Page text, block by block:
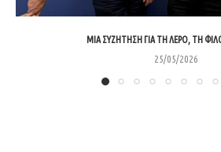
ΜΊΑ ΣΥΖΉΤΗΣΗ ΓΙΑ ΤΗ ΛΈΡΟ, ΤΗ
25/05/2026